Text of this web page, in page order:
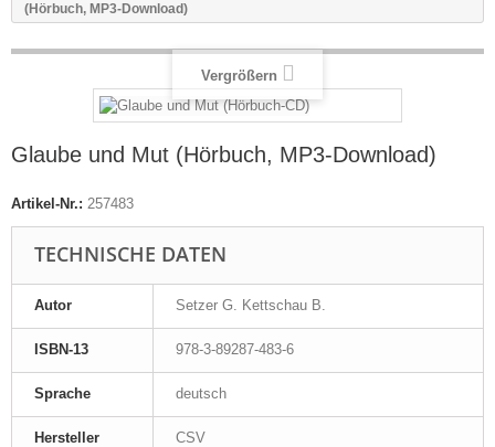
(Hörbuch, MP3-Download)
Vergrößern
Glaube und Mut (Hörbuch, MP3-Download)
Artikel-Nr.: 257483
TECHNISCHE DATEN
Autor Setzer G. Kettschau B.
ISBN-13 978-3-89287-483-6
Sprache deutsch
Hersteller CSV